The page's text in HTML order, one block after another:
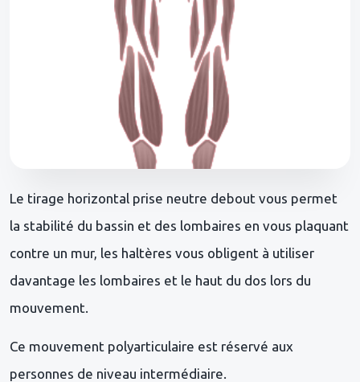
Le tirage horizontal prise neutre debout vous permet
la stabilité du bassin et des lombaires en vous plaquant
contre un mur, les haltères vous obligent à utiliser
davantage les lombaires et le haut du dos lors du
mouvement.
Ce mouvement polyarticulaire est réservé aux
personnes de niveau intermédiaire.